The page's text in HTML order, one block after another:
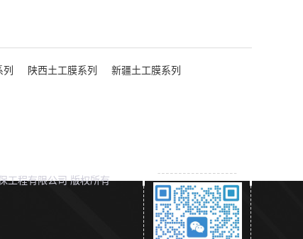
列 陕西土工膜系列
新疆土工膜系列
工程有限公司 版权所有